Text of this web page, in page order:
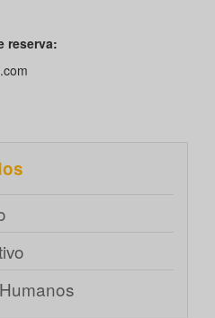
reserva: